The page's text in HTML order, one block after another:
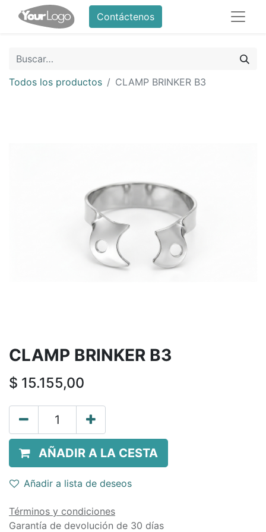
Contáctenos
Todos los productos CLAMP BRINKER B3
CLAMP BRINKER B3
$ 15.155,00
AÑADIR A LA CESTA
Añadir a lista de deseos
Términos y condiciones
Garantía de devolución de 30 días